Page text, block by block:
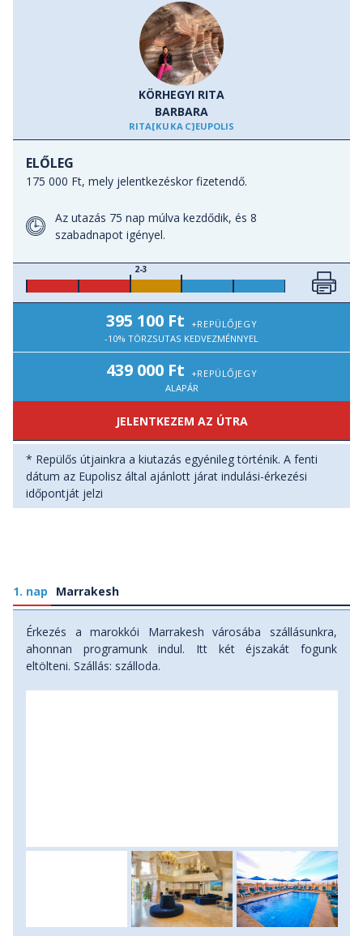
- Volubilis római romvárosa (UNESCO Világörökség
UNESCO Világörökség),
- Merzouga vöröslő homokdűnéi,
- Tinerhir oázisvárosa a kiterkedt datolyaligetekkel,
- a Todra-szurdok döbbenetes szikalfalai,
- Ait Ben Haddou erődítményvárosa (UNESCO Világörökség
KÖRHEGYI RITA
BARBARA
RITA[KUKAC]EUPOLISZ.HU
ELŐLEG
175 000 Ft, mely jelentkezéskor fizetendő.
Az utazás 75 nap múlva kezdődik, és 8
szabadnapot igényel.
2-3
395 100 Ft +REPÜLŐJEGY
-10% TÖRZSUTAS KEDVEZMÉNNYEL
439 000 Ft +REPÜLŐJEGY
ALAPÁR
JELENTKEZEM AZ ÚTRA
* Repülős útjainkra a kiutazás egyénileg történik. A fenti
dátum az Eupolisz által ajánlott járat indulási-érkezési
időpontját jelzi
1. nap Marrakesh
Érkezés a marokkói Marrakesh városába szállásunkra,
ahonnan programunk indul. Itt két éjszakát fogunk
eltölteni. Szállás: szálloda.